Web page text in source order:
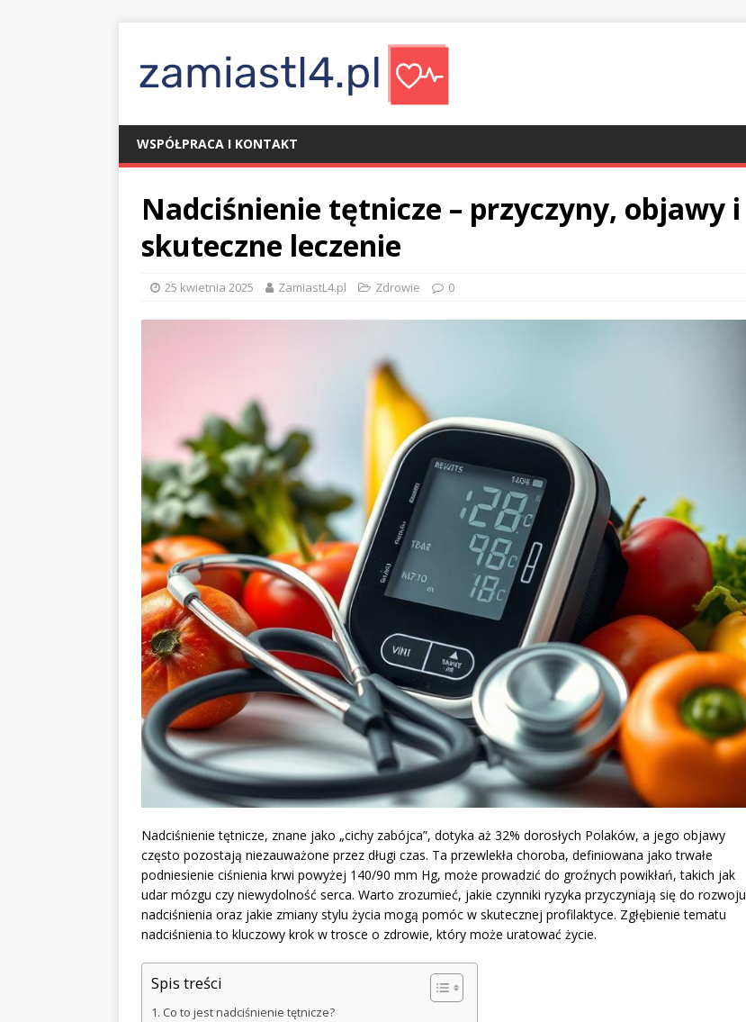
WSPÓŁPRACA I KONTAKT
Nadciśnienie tętnicze – przyczyny, objawy i
skuteczne leczenie
25 kwietnia 2025 ZamiastL4.pl Zdrowie 0
Nadciśnienie tętnicze, znane jako „cichy zabójca”, dotyka aż 32% dorosłych Polaków, a jego objawy
często pozostają niezauważone przez długi czas. Ta przewlekła choroba, definiowana jako trwałe
podniesienie ciśnienia krwi powyżej 140/90 mm Hg, może prowadzić do groźnych powikłań, takich jak
udar mózgu czy niewydolność serca. Warto zrozumieć, jakie czynniki ryzyka przyczyniają się do rozwoju
nadciśnienia oraz jakie zmiany stylu życia mogą pomóc w skutecznej profilaktyce. Zgłębienie tematu
nadciśnienia to kluczowy krok w trosce o zdrowie, który może uratować życie.
Spis treści
Co to jest nadciśnienie tętnicze?